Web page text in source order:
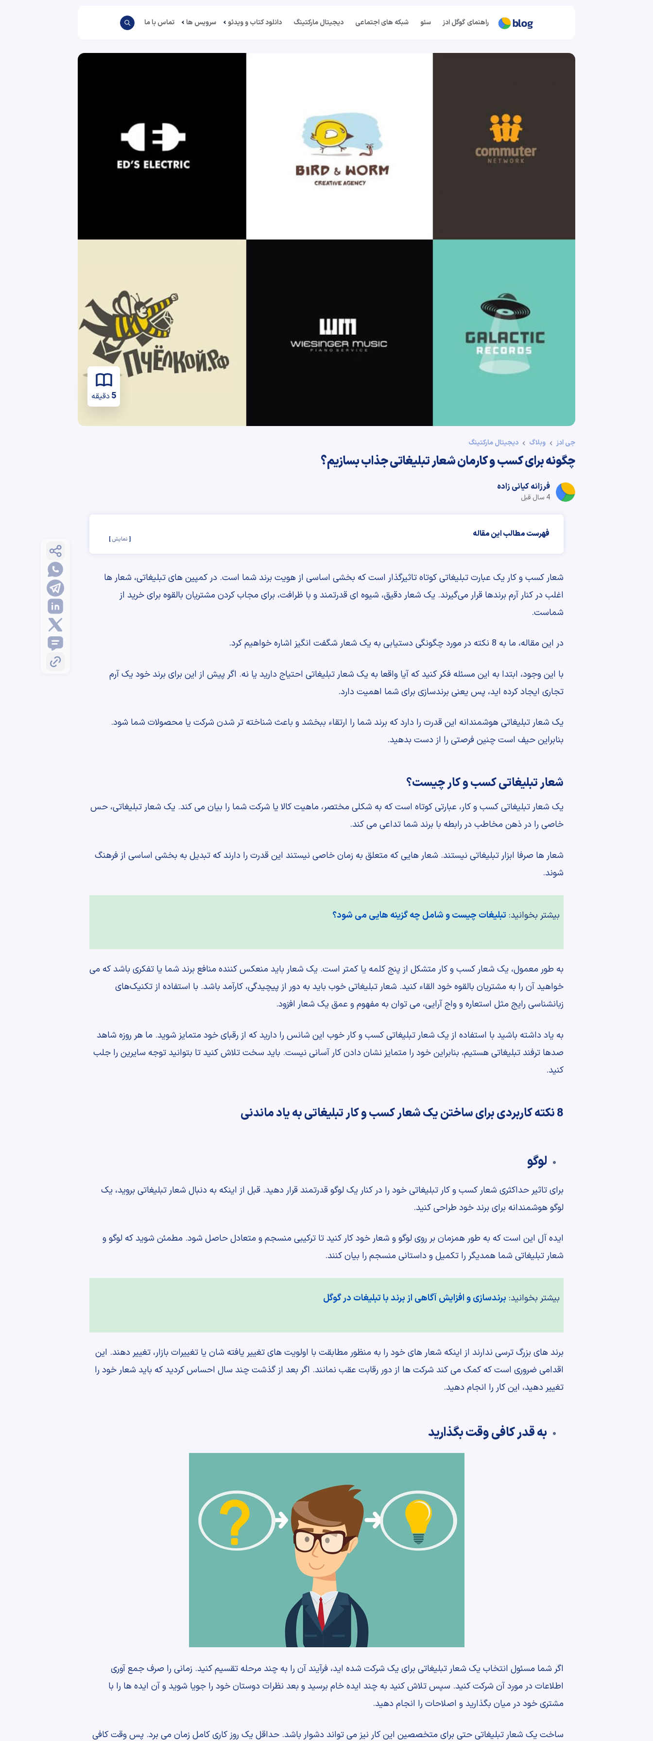
راهنمای گوگل ادز سئو شبکه های اجتماعی دیجیتال مارکتینگ دانلود کتاب و ویدئو سرویس ها تماس با ما
5 دقیقه
جی ادز وبلاگ دیجیتال مارکتینگ
چگونه برای کسب و کارمان شعار تبلیغاتی جذاب بسازیم؟
فرزانه کیانی زاده
4 سال قبل
فهرست مطالب این مقاله نمایش
شعار کسب و کار یک عبارت تبلیغاتی کوتاه تاثیرگذار است که بخشی اساسی از هویت برند شما است. در کمپین های تبلیغاتی، شعار ها
اغلب در کنار آرم برندها قرار می‌گیرند. یک شعار دقیق، شیوه ای قدرتمند و با ظرافت، برای مجاب کردن مشتریان بالقوه برای خرید از
شماست.
در این مقاله، ما به 8 نکته در مورد چگونگی دستیابی به یک شعار شگفت انگیز اشاره خواهیم کرد.
با این وجود، ابتدا به این مسئله فکر کنید که آیا واقعا به یک شعار تبلیغاتی احتیاج دارید یا نه. اگر پیش از این برای برند خود یک آرم
تجاری ایجاد کرده اید، پس یعنی برندسازی برای شما اهمیت دارد.
یک شعار تبلیغاتی هوشمندانه این قدرت را دارد که برند شما را ارتقاء ببخشد و باعث شناخته تر شدن شرکت یا محصولات شما شود.
بنابراین حیف است چنین فرصتی را از دست بدهید.
شعار تبلیغاتی کسب و کار چیست؟
یک شعار تبلیغاتی کسب و کار، عبارتی کوتاه است که به شکلی مختصر، ماهیت کالا یا شرکت شما را بیان می کند. یک شعار تبلیغاتی، حس
خاصی را در ذهن مخاطب در رابطه با برند شما تداعی می کند.
شعار ها صرفا ابزار تبلیغاتی نیستند. شعار هایی که متعلق به زمان خاصی نیستند این قدرت را دارند که تبدیل به بخشی اساسی از فرهنگ
شوند.
بیشتر بخوانید: تبلیغات چیست و شامل چه گزینه هایی می شود؟
به طور معمول، یک شعار کسب و کار متشکل از پنج کلمه یا کمتر است. یک شعار باید منعکس کننده منافع برند شما یا تفکری باشد که می
خواهید آن را به مشتریان بالقوه خود القاء کنید. شعار تبلیغاتی خوب باید به دور از پیچیدگی، کارآمد باشد. با استفاده از تکنیک‌های
زبانشناسی رایج مثل استعاره و واج آرایی، می توان به مفهوم و عمق یک شعار افزود.
به یاد داشته باشید با استفاده از یک شعار تبلیغاتی کسب و کار خوب این شانس را دارید که از رقبای خود متمایز شوید. ما هر روزه شاهد
صدها ترفند تبلیغاتی هستیم، بنابراین خود را متمایز نشان دادن کار آسانی نیست. باید سخت تلاش کنید تا بتوانید توجه سایرین را جلب
کنید.
8 نکته کاربردی برای ساختن یک شعار کسب و کار تبلیغاتی به یاد ماندنی
لوگو
برای تاثیر حداکثری شعار کسب و کار تبلیغاتی خود را در کنار یک لوگو قدرتمند قرار دهید. قبل از اینکه به دنبال شعار تبلیغاتی بروید، یک
لوگو هوشمندانه برای برند خود طراحی کنید.
ایده آل این است که به طور همزمان بر روی لوگو و شعار خود کار کنید تا ترکیبی منسجم و متعادل حاصل شود. مطمئن شوید که لوگو و
شعار تبلیغاتی شما همدیگر را تکمیل و داستانی منسجم را بیان کنند.
بیشتر بخوانید: برندسازی و افزایش آگاهی از برند با تبلیغات در گوگل
برند های بزرگ ترسی ندارند از اینکه شعار های خود را به منظور مطابقت با اولویت های تغییر یافته شان یا تغییرات بازار، تغییر دهند. این
اقدامی ضروری است که کمک می کند شرکت ها از دور رقابت عقب نمانند. اگر بعد از گذشت چند سال احساس کردید که باید شعار خود را
تغییر دهید، این کار را انجام دهید.
به قدر کافی وقت بگذارید
اگر شما مسئول انتخاب یک شعار تبلیغاتی برای یک شرکت شده اید، فرآیند آن را به چند مرحله تقسیم کنید. زمانی را صرف جمع آوری
اطلاعات در مورد آن شرکت کنید. سپس تلاش کنید به چند ایده خام برسید و بعد نظرات دوستان خود را جویا شوید و آن ایده ها را با
مشتری خود در میان بگذارید و اصلاحات را انجام دهید.
ساخت یک شعار تبلیغاتی حتی برای متخصصین این کار نیز می تواند دشوار باشد. حداقل یک روز کاری کامل زمان می برد. پس وقت کافی